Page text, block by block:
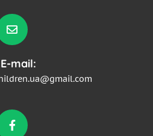
E-mail: